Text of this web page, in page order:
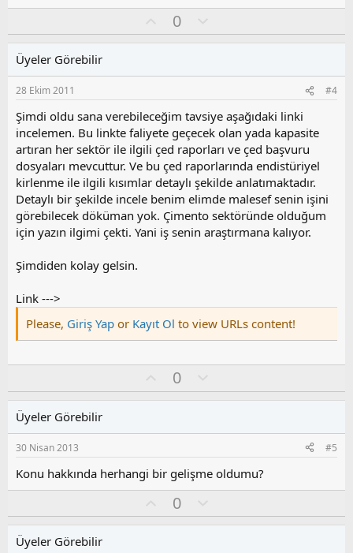
y
0
l
s
u
z
o
y
l
a
Üyeler Görebilir
28 Ekim 2011 #4
Şimdi oldu sana verebileceğim tavsiye aşağıdaki linki
incelemen. Bu linkte faliyete geçecek olan yada kapasite
artıran her sektör ile ilgili çed raporları ve çed başvuru
dosyaları mevcuttur. Ve bu çed raporlarında endistüriyel
kirlenme ile ilgili kısımlar detaylı şekilde anlatımaktadır.
Detaylı bir şekilde incele benim elimde malesef senin işini
görebilecek döküman yok. Çimento sektöründe olduğum
için yazın ilgimi çekti. Yani iş senin araştırmana kalıyor.
Şimdiden kolay gelsin.
Link --->
Please, Giriş Yap or Kayıt Ol to view URLs content!
y
0
l
s
u
z
o
l
Üyeler Görebilir
30 Nisan 2013 #5
Konu hakkında herhangi bir gelişme oldumu?
y
0
l
Üyeler Görebilir